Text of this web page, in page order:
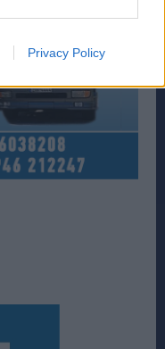
Privacy Policy